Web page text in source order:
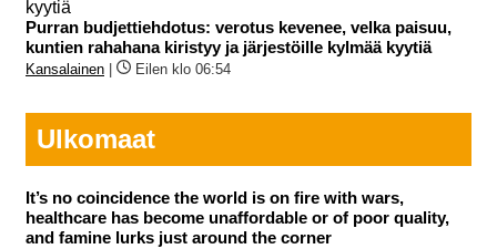
Purran budjettiehdotus: verotus kevenee, velka paisuu,
kuntien rahahana kiristyy ja järjestöille kylmää kyytiä
Kansalainen Eilen klo 06:54
Ulkomaat
It’s no coincidence the world is on fire with wars,
healthcare has become unaffordable or of poor quality,
and famine lurks just around the corner